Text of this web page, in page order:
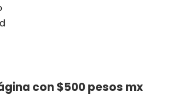
con$500 pesos mx